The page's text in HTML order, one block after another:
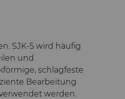
SJK-5 wird häufig
und
schlagfeste
Bearbeitung
werden.